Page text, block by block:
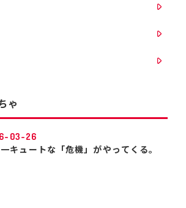
ゃ
03-26
キュートな「危機」がやってくる。